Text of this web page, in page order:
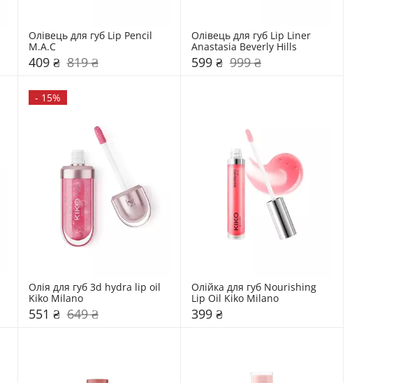
Олівець для губ Lip Pencil
M.A.C
409 ₴ 819 ₴
Олівець для губ Lip Liner
Anastasia Beverly Hills
599 ₴ 999 ₴
- 15%
Олія для губ 3d hydra lip oil
Kiko Milano
551 ₴ 649 ₴
Олійка для губ Nourishing
Lip Oil Kiko Milano
399 ₴